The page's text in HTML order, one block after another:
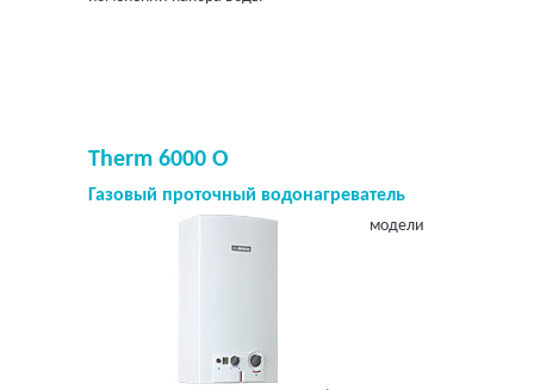
Therm 6000 O
Газовый проточный водонагреватель
модели